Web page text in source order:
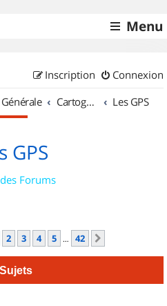
Menu
Connexion
Inscription
Générale Cartographie et GPS Les GPS
GPS
Forums
1sur
2 3 4 5 … 42
Sujets